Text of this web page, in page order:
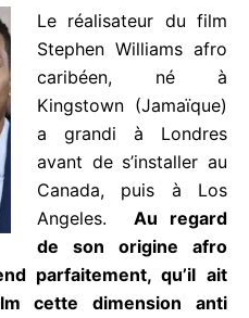
Le réalisateur du film
Stephen Williams
afro caribéen, né à
Kingstown
(Jamaïque) a grandi
à Londres avant de
s’installer au
Canada, puis à Los
Angeles.Au regard